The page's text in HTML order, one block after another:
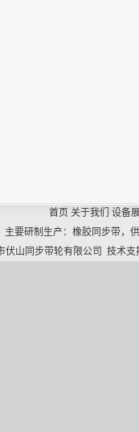
首页 关于我们 设备
主要研制生产：橡胶同步带，
伏山同步带轮有限公司 技术